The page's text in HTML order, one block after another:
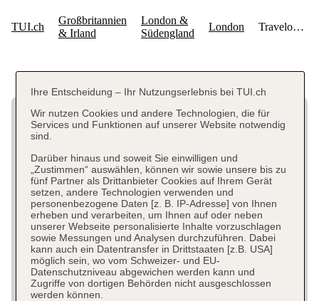
Ihre Entscheidung – Ihr Nutzungserlebnis bei TUI.ch
Wir nutzen Cookies und andere Technologien, die für
Services und Funktionen auf unserer Website notwendig
sind.
Darüber hinaus und soweit Sie einwilligen und
„Zustimmen“ auswählen, können wir sowie unsere bis zu
fünf Partner als Drittanbieter Cookies auf Ihrem Gerät
setzen, andere Technologien verwenden und
personenbezogene Daten [z. B. IP-Adresse] von Ihnen
erheben und verarbeiten, um Ihnen auf oder neben
unserer Webseite personalisierte Inhalte vorzuschlagen
sowie Messungen und Analysen durchzuführen. Dabei
kann auch ein Datentransfer in Drittstaaten [z.B. USA]
möglich sein, wo vom Schweizer- und EU-
Datenschutzniveau abgewichen werden kann und
Zugriffe von dortigen Behörden nicht ausgeschlossen
werden können.